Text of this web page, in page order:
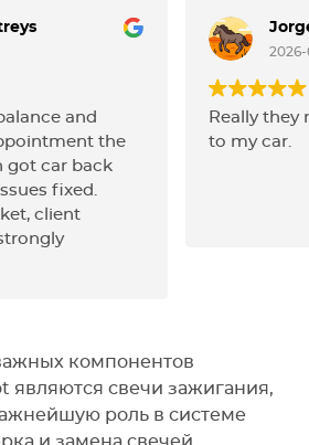
and
the
got car back
fixed.
client
Really they
to my car.
компонентов
являются свечи зажигания,
роль в системе